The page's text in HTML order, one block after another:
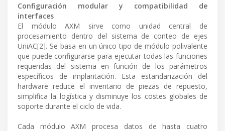
Configuración modular y compatibilidad de
interfaces
El módulo AXM sirve como unidad central de
procesamiento dentro del sistema de conteo de ejes
UniAC[2]. Se basa en un único tipo de módulo polivalente
que puede configurarse para ejecutar todas las funciones
requeridas del sistema en función de los parámetros
específicos de implantación. Esta estandarización del
hardware reduce el inventario de piezas de repuesto,
simplifica la logística y disminuye los costes globales de
soporte durante el ciclo de vida.
Cada módulo AXM procesa datos de hasta cuatro